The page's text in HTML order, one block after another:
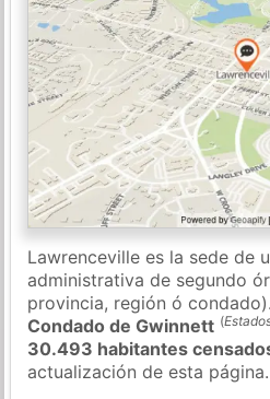
Lawrenceville es la sede de
administrativa de segundo
provincia, región ó
Condado de Gwinnett (
30.493 habitantes
actualización de esta página.